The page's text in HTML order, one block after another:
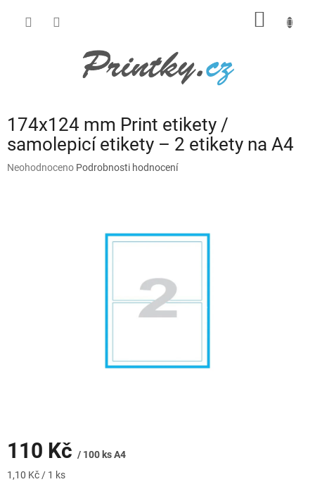
174x124 mm Print etikety /
samolepicí etikety – 2 etikety na A4
Průměrné
Neohodnoceno Podrobnosti hodnocení
110 Kč / 100 ks A4
Měrná
1,10 Kč / 1 ks